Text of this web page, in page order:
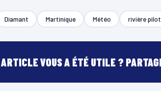
Diamant Martinique Météo rivière
VOUS A ÉTÉ UTILE ?